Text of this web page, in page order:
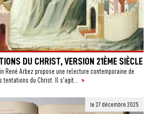
DU CHRIST, VERSION 21ÈME SIÈCLE
René Arbez propose une relecture contemporaine de
tentations du Christ. Il s’agit...
>
le 27 décembre 2025